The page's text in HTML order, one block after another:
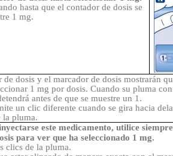
hasta que el contador de dosis se
1 mg.
de dosis y el marcador de dosis mostrarán
1 mg por dosis. Cuando su pluma
antes de que se muestre un 1.
un clic diferente cuando se gira hacia
la pluma.
este medicamento, utilice
para ver que ha seleccionado 1 mg.
clics de la pluma.